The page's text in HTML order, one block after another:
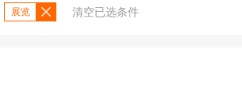
展览 清空已选条件